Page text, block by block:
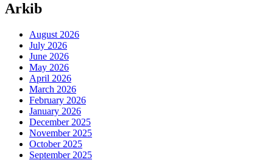
Arkib
August 2026
July 2026
June 2026
May 2026
April 2026
March 2026
February 2026
January 2026
December 2025
November 2025
October 2025
September 2025